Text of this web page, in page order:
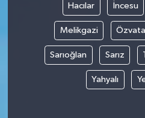
Hacılar İncesu
Melikgazi
Sarıoğlan Sarız
Yahyalı